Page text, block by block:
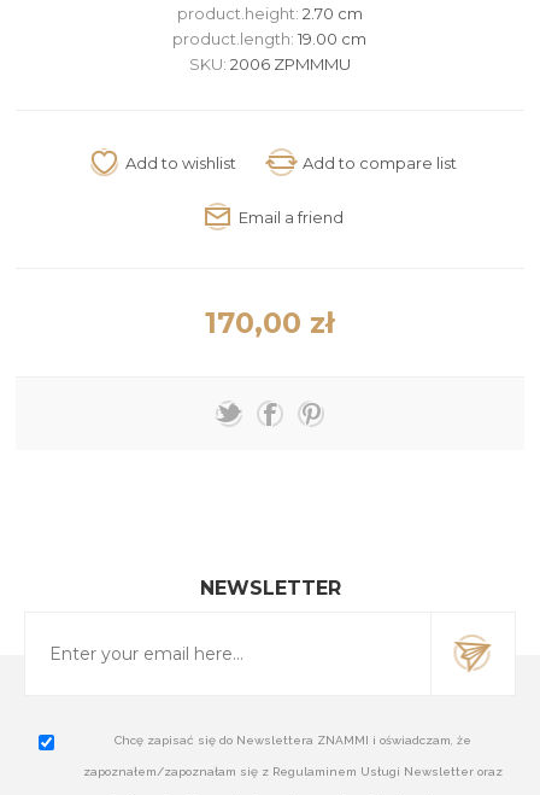
product.height: 2.70 cm
product.length:19.00 cm
SKU: 2006 ZPMMMU
170,00 zł
NEWSLETTER
Chcę zapisać się do Newslettera ZNAMMI i oświadczam, że
zapoznałem/zapoznałam się z Regulaminem Usługi Newsletter oraz